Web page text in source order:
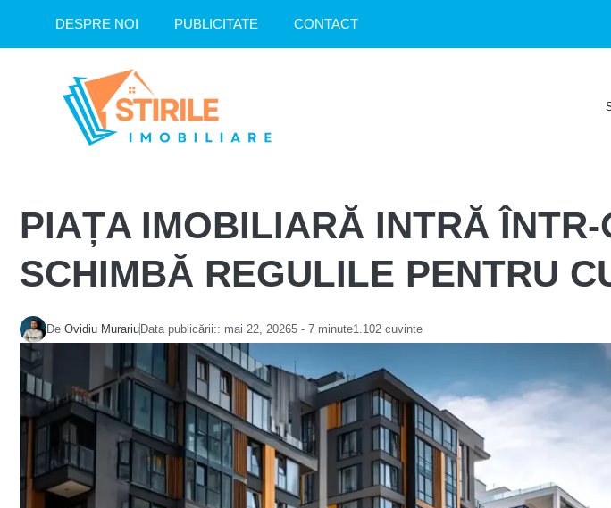
DESPRE NOI PUBLICITATE CONTACT
PIAȚA IMOBILIARĂ INTRĂ
SCHIMBĂ REGULILE PENTRU
De Ovidiu Murariu Data publicării:: mai 22, 20265 - 7 minute1.102 cuvinte